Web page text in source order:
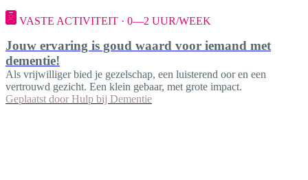
VASTE ACTIVITEIT · 0—2 UUR/WEEK
Jouw ervaring is goud waard voor iemand met
dementie!
Als vrijwilliger bied je gezelschap, een luisterend oor en een
vertrouwd gezicht. Een klein gebaar, met grote impact.
Geplaatst door Hulp bij Dementie